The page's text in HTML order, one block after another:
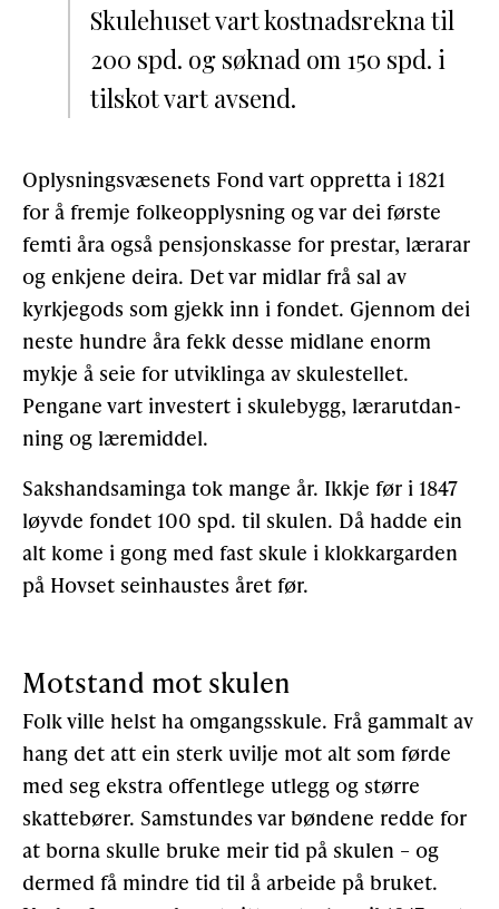
Skulehuset vart kostnadsrekna til
200 spd. og søknad om 150 spd. i
tilskot vart avsend.
Oplysningsvæsenets Fond vart oppretta i 1821
for å fremje folkeopplysning og var dei første
femti åra også pensjonskasse for prestar, lærarar
og enkjene deira. Det var midlar frå sal av
kyrkjegods som gjekk inn i fondet. Gjennom dei
neste hundre åra fekk desse midlane enorm
mykje å seie for utviklinga av skules­tellet.
Pengane vart investert i skulebygg, lærarutdan­
ning og læremiddel.
Sakshandsaminga tok mange år. Ikkje før i 1847
løyvde fondet 100 spd. til skulen. Då hadde ein
alt kome i gong med fast skule i klokkargarden
på Hovset seinhaustes året før.
Motstand mot skulen
Folk ville helst ha omgangsskule. Frå gammalt av
hang det att ein sterk uvilje mot alt som førde
med seg ekstra offentlege utlegg og større
skattebører. Sam­stundes var bøndene redde for
at borna skulle bruke meir tid på skulen – og
dermed få mindre tid til å arbeide på bruket.